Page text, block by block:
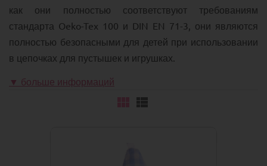
как они полностью соответствуют требованиям
стандарта Oeko-Tex 100 и DIN EN 71-3, они являются
полностью безопасными для детей при использовании
в цепочках для пустышек и игрушках.
▼ больше информаций